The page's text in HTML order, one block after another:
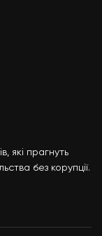
які прагнуть
без корупції.